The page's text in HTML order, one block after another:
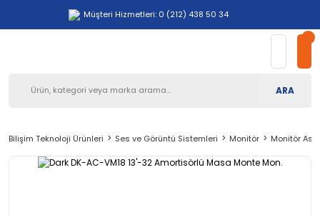
Müşteri Hizmetleri: 0 (212) 438 50 34
ARA
Bilişim Teknoloji Ürünleri Ses ve Görüntü Sistemleri Monitör Monitör